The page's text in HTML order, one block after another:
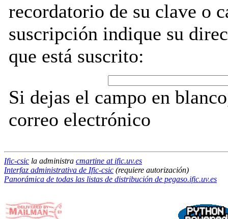
recordatorio de su clave o
suscripción indique su
que está suscrito:
Si dejas el campo en
correo electrónico
Ific-csic la administra cmartine at ific.uv.es
Interfaz administrativa de Ific-csic (requiere autorización)
Panorámica de todas las listas de distribución de pegaso.ific.uv.es